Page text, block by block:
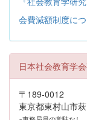
会費減額制度に
日本社会教育学
〒189-0012
東京都東村山市